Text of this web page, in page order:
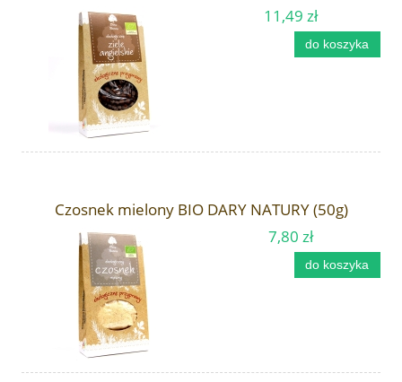
11,49 zł
do koszyka
Czosnek mielony BIO DARY NATURY (50g)
7,80 zł
do koszyka